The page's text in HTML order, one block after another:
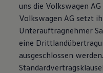
uns die Volkswagen
Volkswagen AG setzt
Unterauftragnehmer
eine
ausgeschlossen